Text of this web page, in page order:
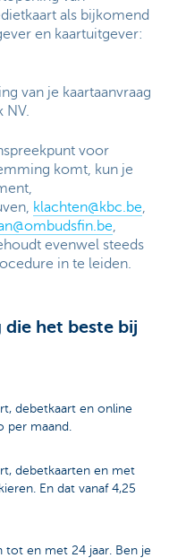
als bijkomend
en kaartuitgever:
van je kaartaanvraag
NV.
voor
komt, kun je
klachten@kbc.be,
,
evenwel steeds
in te leiden.
die het beste bij
debetkaart en online
per maand.
debetkaarten en met
En dat vanaf 4,25
tot en met 24 jaar. Ben je